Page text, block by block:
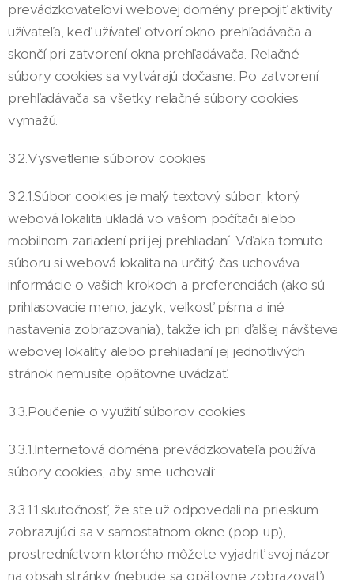
prevádzkovateľovi webovej domény prepojiť aktivity
užívateľa, keď užívateľ otvorí okno prehľadávača a
skončí pri zatvorení okna prehľadávača. Relačné
súbory cookies sa vytvárajú dočasne. Po zatvorení
prehľadávača sa všetky relačné súbory cookies
vymažú.
3.2.Vysvetlenie súborov cookies
3.2.1.Súbor cookies je malý textový súbor, ktorý
webová lokalita ukladá vo vašom počítači alebo
mobilnom zariadení pri jej prehliadaní. Vďaka tomuto
súboru si webová lokalita na určitý čas uchováva
informácie o vašich krokoch a preferenciách (ako sú
prihlasovacie meno, jazyk, veľkosť písma a iné
nastavenia zobrazovania), takže ich pri ďalšej návšteve
webovej lokality alebo prehliadaní jej jednotlivých
stránok nemusíte opätovne uvádzať.
3.3.Poučenie o využití súborov cookies
3.3.1.Internetová doména prevádzkovateľa používa
súbory cookies, aby sme uchovali:
3.3.1.1.skutočnosť, že ste už odpovedali na prieskum
zobrazujúci sa v samostatnom okne (pop-up),
prostredníctvom ktorého môžete vyjadriť svoj názor
na obsah stránky (nebude sa opätovne zobrazovať);